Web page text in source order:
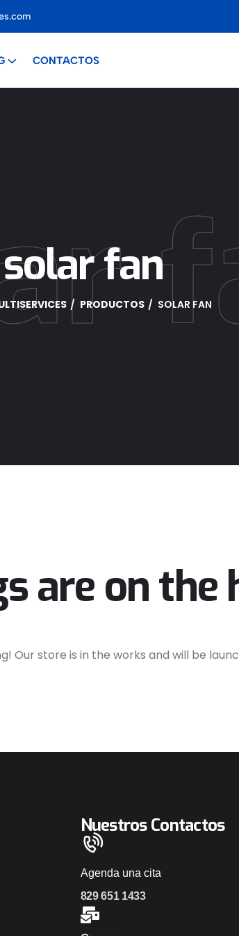
CONTACTOS
solar fan
PRODUCTOS SOLAR FAN
are on the
Our store is in the works and will be
Nuestros Contactos
Agenda una cita
829 651 1433